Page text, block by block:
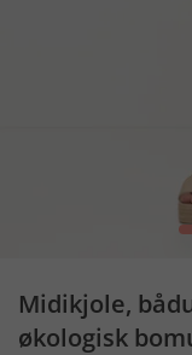
Midikjole,
økologisk